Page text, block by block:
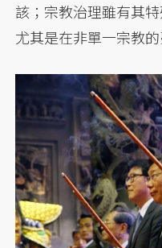
該；宗教治理雖有其
尤其是在非單一宗教的